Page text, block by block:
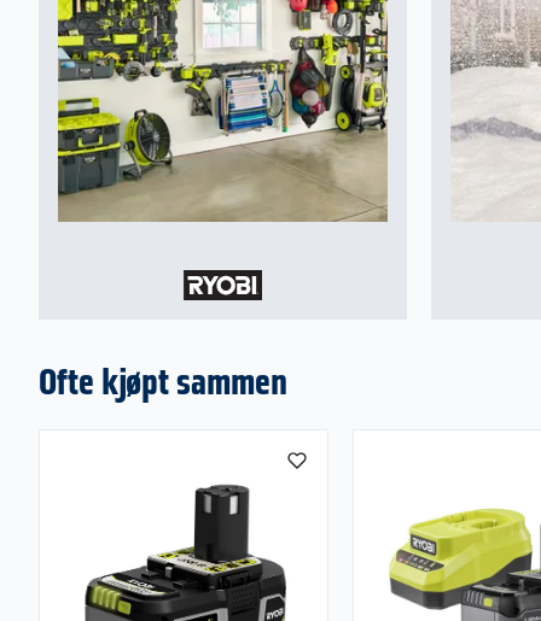
Ofte kjøpt sammen